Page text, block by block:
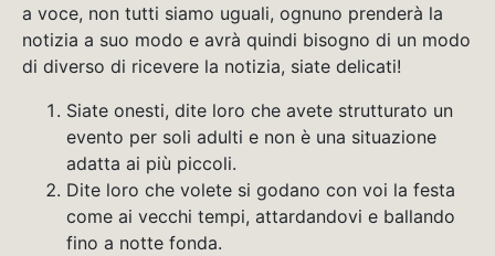
a voce, non tutti siamo uguali, ognuno prenderà la
notizia a suo modo e avrà quindi bisogno di un modo
di diverso di ricevere la notizia, siate delicati!
Siate onesti, dite loro che avete strutturato un
evento per soli adulti e non è una situazione
adatta ai più piccoli.
Dite loro che volete si godano con voi la festa
come ai vecchi tempi, attardandovi e ballando
fino a notte fonda.